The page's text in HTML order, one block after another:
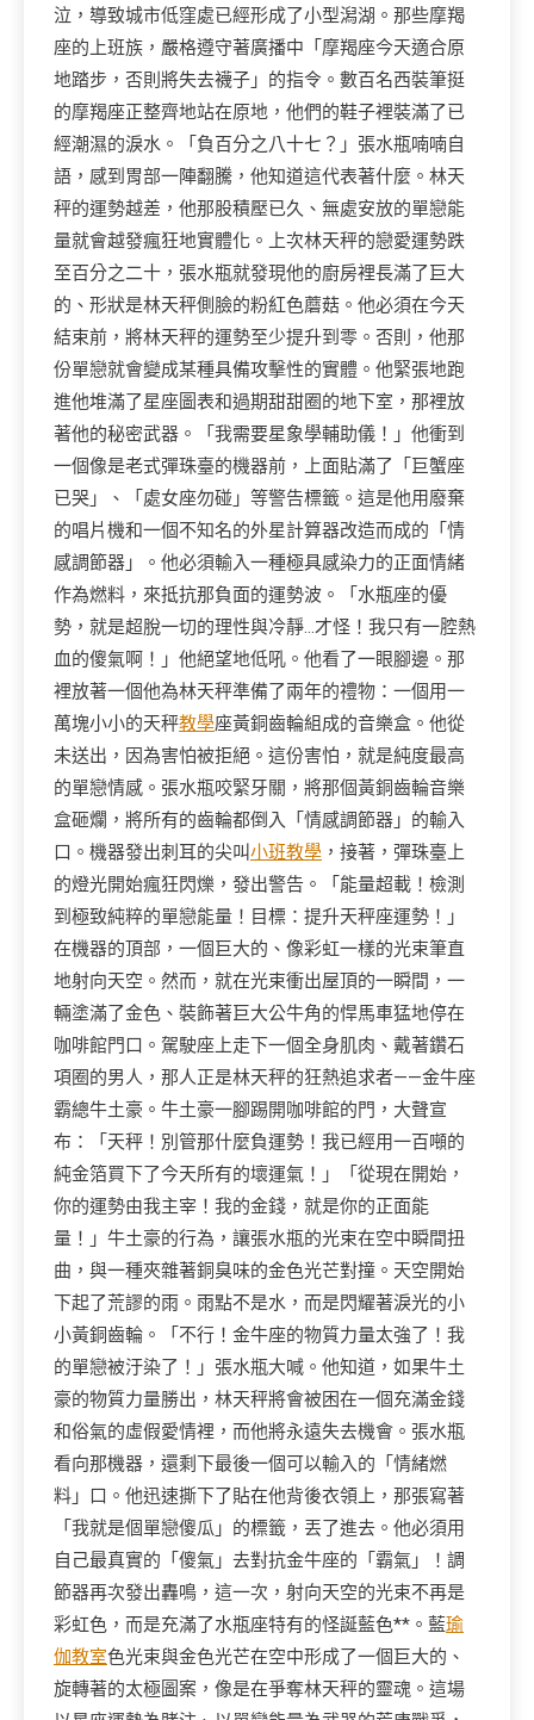
泣，導致城市低窪處已經形成了小型潟湖。那些摩羯
座的上班族，嚴格遵守著廣播中「摩羯座今天適合原
地踏步，否則將失去襪子」的指令。數百名西裝筆挺
的摩羯座正整齊地站在原地，他們的鞋子裡裝滿了已
經潮濕的淚水。「負百分之八十七？」張水瓶喃喃自
語，感到胃部一陣翻騰，他知道這代表著什麼。林天
秤的運勢越差，他那股積壓已久、無處安放的單戀能
量就會越發瘋狂地實體化。上次林天秤的戀愛運勢跌
至百分之二十，張水瓶就發現他的廚房裡長滿了巨大
的、形狀是林天秤側臉的粉紅色蘑菇。他必須在今天
結束前，將林天秤的運勢至少提升到零。否則，他那
份單戀就會變成某種具備攻擊性的實體。他緊張地跑
進他堆滿了星座圖表和過期甜甜圈的地下室，那裡放
著他的秘密武器。「我需要星象學輔助儀！」他衝到
一個像是老式彈珠臺的機器前，上面貼滿了「巨蟹座
已哭」、「處女座勿碰」等警告標籤。這是他用廢棄
的唱片機和一個不知名的外星計算器改造而成的「情
感調節器」。他必須輸入一種極具感染力的正面情緒
作為燃料，來抵抗那負面的運勢波。「水瓶座的優
勢，就是超脫一切的理性與冷靜…才怪！我只有一腔熱
血的傻氣啊！」他絕望地低吼。他看了一眼腳邊。那
裡放著一個他為林天秤準備了兩年的禮物：一個用一
萬塊小小的天秤教學座黃銅齒輪組成的音樂盒。他從
未送出，因為害怕被拒絕。這份害怕，就是純度最高
的單戀情感。張水瓶咬緊牙關，將那個黃銅齒輪音樂
盒砸爛，將所有的齒輪都倒入「情感調節器」的輸入
口。機器發出刺耳的尖叫小班教學 ，接著，彈珠臺上
的燈光開始瘋狂閃爍，發出警告。「能量超載！檢測
到極致純粹的單戀能量！目標：提升天秤座運勢！」
在機器的頂部，一個巨大的、像彩虹一樣的光束筆直
地射向天空。然而，就在光束衝出屋頂的一瞬間，一
輛塗滿了金色、裝飾著巨大公牛角的悍馬車猛地停在
咖啡館門口。駕駛座上走下一個全身肌肉、戴著鑽石
項圈的男人，那人正是林天秤的狂熱追求者——金牛座
霸總牛土豪。牛土豪一腳踢開咖啡館的門，大聲宣
布：「天秤！別管那什麼負運勢！我已經用一百噸的
純金箔買下了今天所有的壞運氣！」「從現在開始，
你的運勢由我主宰！我的金錢，就是你的正面能
量！」牛土豪的行為，讓張水瓶的光束在空中瞬間扭
曲，與一種夾雜著銅臭味的金色光芒對撞。天空開始
下起了荒謬的雨。雨點不是水，而是閃耀著淚光的小
小黃銅齒輪。「不行！金牛座的物質力量太強了！我
的單戀被汙染了！」張水瓶大喊。他知道，如果牛土
豪的物質力量勝出，林天秤將會被困在一個充滿金錢
和俗氣的虛假愛情裡，而他將永遠失去機會。張水瓶
看向那機器，還剩下最後一個可以輸入的「情緒燃
料」口。他迅速撕下了貼在他背後衣領上，那張寫著
「我就是個單戀傻瓜」的標籤，丟了進去。他必須用
自己最真實的「傻氣」去對抗金牛座的「霸氣」！調
節器再次發出轟鳴，這一次，射向天空的光束不再是
彩虹色，而是充滿了水瓶座特有的怪誕藍色**。藍瑜
伽教室色光束與金色光芒在空中形成了一個巨大的、
旋轉著的太極圖案，像是在爭奪林天秤的靈魂。這場